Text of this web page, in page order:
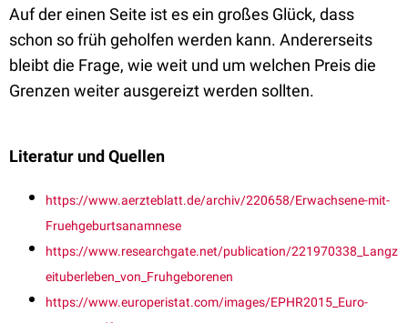
Auf der einen Seite ist es ein großes Glück, dass
schon so früh geholfen werden kann. Andererseits
bleibt die Frage, wie weit und um welchen Preis die
Grenzen weiter ausgereizt werden sollten.
Literatur und Quellen
https://www.aerzteblatt.de/archiv/220658/Erwachsene-mit-
Fruehgeburtsanamnese
https://www.researchgate.net/publication/221970338_Langz
eituberleben_von_Fruhgeborenen
https://www.europeristat.com/images/EPHR2015_Euro-